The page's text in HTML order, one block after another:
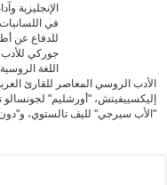
القاهرة «ألف ليلة وليلة».. كيف
حين يتنفس الحجر.. المكان
كيوبيد.. حارس الحب الضائع في بيت
«كوم النور».. ريم بسيوني تُعيد
الأدب والساحرة المستديرة..
الإنجليزية
في
للدفاع عن
جوركي
اللغة
الأدب الروسي المعاصر للقارئ
إليكسييفيتش، "أورشليم" لجونسالو
"الأب سيرجي" لليف تالستوي،